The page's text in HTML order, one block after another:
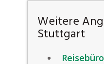
Weitere
Stuttgart